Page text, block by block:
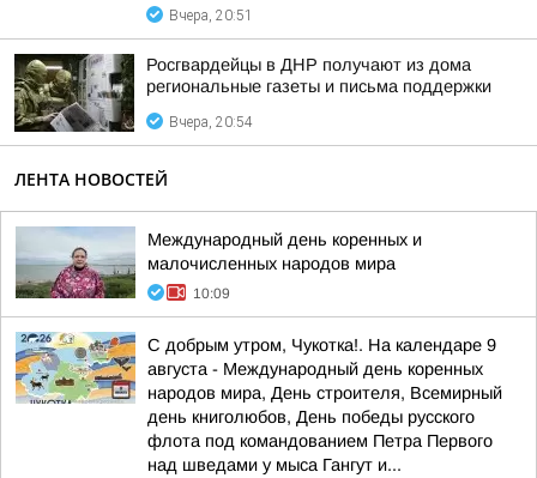
Вчера, 20:51
Росгвардейцы в ДНР получают из дома
региональные газеты и письма поддержки
Вчера, 20:54
ЛЕНТА НОВОСТЕЙ
Международный день коренных и
малочисленных народов мира
10:09
С добрым утром, Чукотка!. На календаре 9
августа - Международный день коренных
народов мира, День строителя, Всемирный
день книголюбов, День победы русского
флота под командованием Петра Первого
над шведами у мыса Гангут и...